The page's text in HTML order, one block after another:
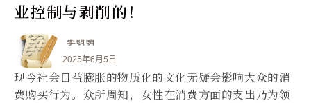
业控制与剥削的！
李明明
2025年6月5日
现今社会日益膨胀的物质化的文化无疑会影响大众的消
费购买行为。众所周知，女性在消费方面的支出乃为领